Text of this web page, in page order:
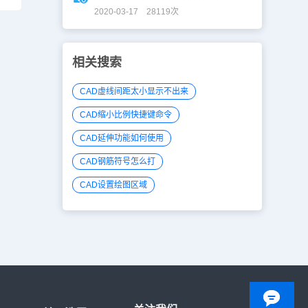
2020-03-17 28119次
相关搜索
CAD虚线间距太小显示不出来
CAD缩小比例快捷键命令
CAD延伸功能如何使用
CAD钢筋符号怎么打
CAD设置绘图区域